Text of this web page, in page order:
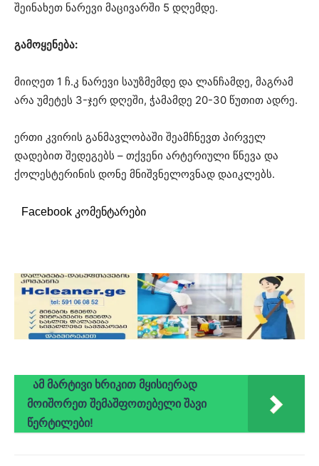
შეინახეთ ნარევი მაცივარში 5 დღემდე.
გამოყენება:
მიიღეთ 1 ჩ.კ ნარევი საუზმემდე და ლანჩამდე, მაგრამ
არა უმეტეს 3-ჯერ დღეში, ჭამამდე 20-30 წუთით ადრე.
ერთი კვირის განმავლობაში შეამჩნევთ პირველ
დადებით შედეგებს – თქვენი არტერიული წნევა და
ქოლესტერინის დონე მნიშვნელოვნად დაიკლებს.
Facebook კომენტარები
ამ მარტივი ხრიკით მყისიერად
მოიშორეთ შემაშფოთებელი შავი
წერტილები!